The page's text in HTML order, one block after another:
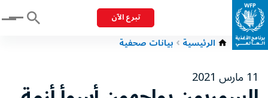
تبرع الآن Menu
الرئيسية بيانات صحفية
11 مارس 2021